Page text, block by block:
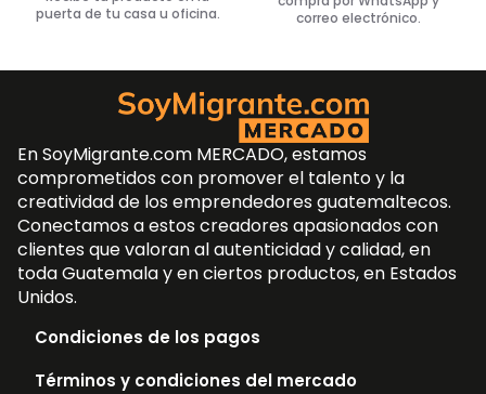
puerta de tu casa u oficina.
correo electrónico.
En SoyMigrante.com MERCADO, estamos
comprometidos con promover el talento y la
creatividad de los emprendedores guatemaltecos.
Conectamos a estos creadores apasionados con
clientes que valoran al autenticidad y calidad, en
toda Guatemala y en ciertos productos, en Estados
Unidos.
Condiciones de los pagos
Términos y condiciones del mercado